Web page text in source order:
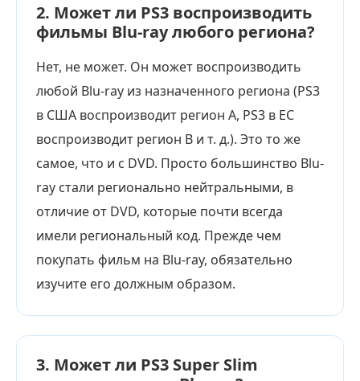
2. Может ли PS3 воспроизводить
фильмы Blu-ray любого региона?
Нет, не может. Он может воспроизводить
любой Blu-ray из назначенного региона (PS3
в США воспроизводит регион A, PS3 в ЕС
воспроизводит регион B и т. д.). Это то же
самое, что и с DVD. Просто большинство Blu-
ray стали регионально нейтральными, в
отличие от DVD, которые почти всегда
имели региональный код. Прежде чем
покупать фильм на Blu-ray, обязательно
изучите его должным образом.
3. Может ли PS3 Super Slim